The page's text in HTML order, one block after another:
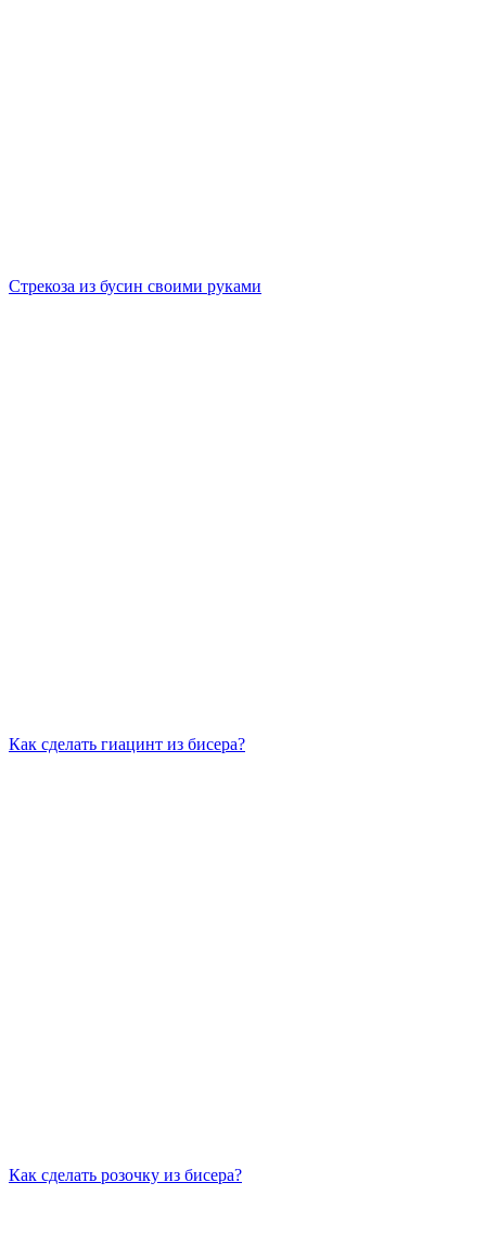
Стрекоза из бусин своими руками
Как сделать гиацинт из бисера?
Как сделать розочку из бисера?